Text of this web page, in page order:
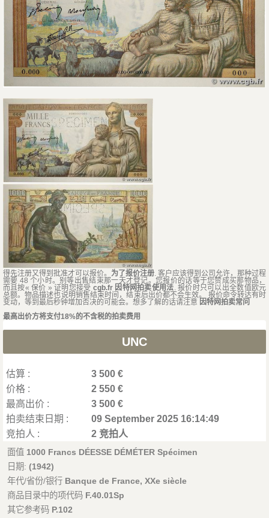
得先注册又得到批准才可以报价。 为了报价注册 . 客户应该得到公司允许，那种过程
需要 48 个小时。别等出售结束那一天才登记。您报价的话等于您赞成买那物品，
而且按« 保价 » 证明您接受 cgb.fr 因特网拍卖使用法 . 报价时只可以出全数值欧元
总额。物品描述也说明销售结束时间，结束后出价都不会生效。 报价命令转达有时
变动，等到最后秒钟增加否决的可能会。想多了解的话请注意 因特网拍卖常问
最高出价方将支付18%的不含税的拍卖费用
UNC
估算 :
3 500 €
价格 :
2 550 €
最高出价 :
3 500 €
拍卖结束日期 :
09 September 2025 16:14:49
竞拍人 :
2 竞拍人
面值 1000 Francs DÉESSE DÉMÉTER Spécimen
日期: (1942)
年代/省份/银行 Banque de France, XXe siècle
商品目录中的项代码 F.40.01Sp
其它参考码 P.102